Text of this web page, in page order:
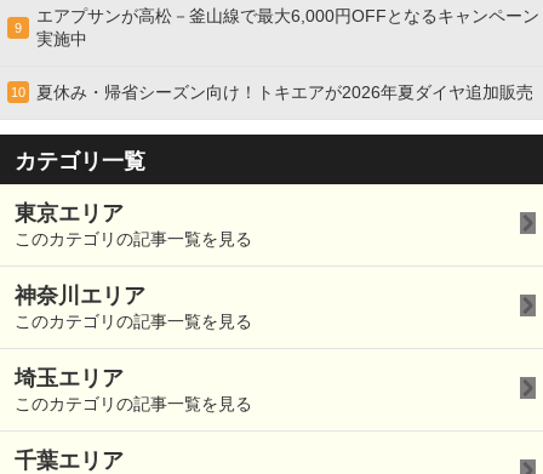
9
エアプサンが高松－釜山線で最大6,000円OFFとなるキャンペーン
実施中
10 夏休み・帰省シーズン向け！トキエアが2026年夏ダイヤ追加販売
カテゴリ一覧
東京エリア
このカテゴリの記事一覧を見る
神奈川エリア
このカテゴリの記事一覧を見る
埼玉エリア
このカテゴリの記事一覧を見る
千葉エリア